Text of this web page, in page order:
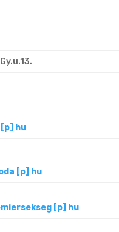
hu
[p] hu
[p] hu